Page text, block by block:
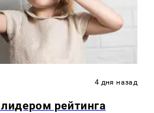
4 дня назад
рейтинга